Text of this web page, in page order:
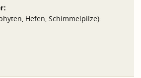
Hefen, Schimmelpilze):